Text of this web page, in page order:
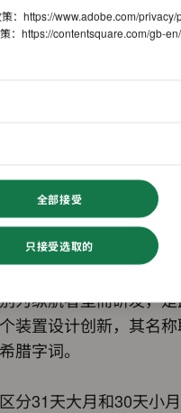
的年历
为纵航者型而研发，
装置设计创新，其名
腊字词。
分31天大月和30天小
： https://www.adobe.com/privacy/
： https://contentsquare.com/gb-
全部接受
只接受选取的